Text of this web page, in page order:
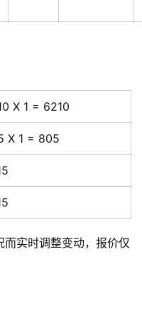
X 1 = 6210
X 1 = 805
实时调整变动，报价仅